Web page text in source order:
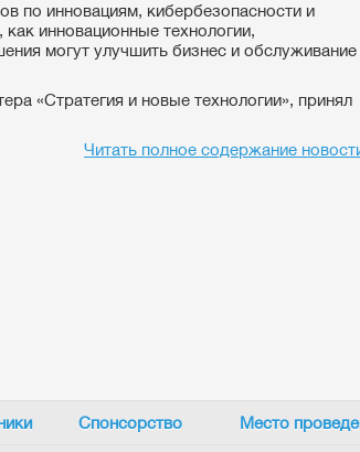
по инновациям, кибербезопасности и
инновационные технологии,
могут улучшить бизнес и обслуживание
«Стратегия и новые технологии», принял
Читать полное содержание
Спонсорство Место